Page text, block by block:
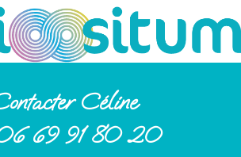
Céline
69 91 80 20